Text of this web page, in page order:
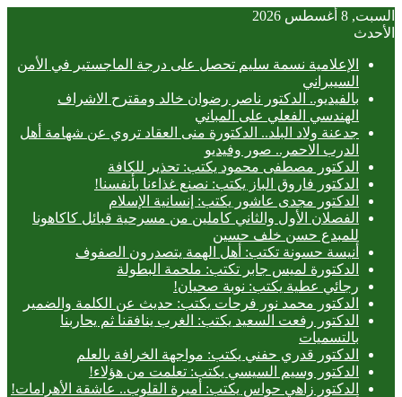
السبت, 8 أغسطس 2026
الأحدث
الإعلامية نسمة سليم تحصل على درجة الماجستير في الأمن
السيبراني
بالفيديو.. ‎الدكتور ناصر رضوان خالد ومقترح الاشراف
الهندسي الفعلي على المباني
جدعنة ولاد البلد.. الدكتورة منى العقاد تروي عن شهامة أهل
الدرب الاحمر.. صور وفيديو
الدكتور مصطفى محمود يكتب: تحذير للكافة
الدكتور فاروق الباز يكتب: نصنع غذاءنا بأنفسنا!
الدكتور مجدى عاشور يكتب: إنسانية الإسلام
الفصلان الأول والثاني كاملين من مسرحية قبائل كاكاهونا
للمبدع حسن خلف حسين
أنيسة حسونة تكتب: أهل الهمة يتصدرون الصفوف
الدكتورة لميس جابر تكتب: ملحمة البطولة
رجائي عطية يكتب: نوبة صحيان!
الدكتور محمد نور فرحات يكتب: حديث عن الكلمة والضمير
الدكتور رفعت السعيد يكتب: الغرب ينافقنا ثم يحاربنا
بالتسميات
الدكتور قدري حفني يكتب: مواجهة الخرافة بالعلم
الدكتور وسيم السيسي يكتب: تعلمت من هؤلاء!
الدكتور زاهي حواس يكتب: أميرة القلوب.. عاشقة الأهرامات!